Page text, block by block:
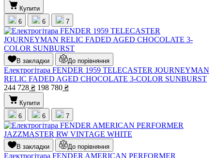
Купити
6
6 7
В закладки До порівняння
Електрогітара FENDER 1959 TELECASTER JOURNEYMAN
RELIC FADED AGED CHOCOLATE 3-COLOR SUNBURST
244 728 ₴ 198 780 ₴
Купити
6
6 7
В закладки До порівняння
Електрогітара FENDER AMERICAN PERFORMER